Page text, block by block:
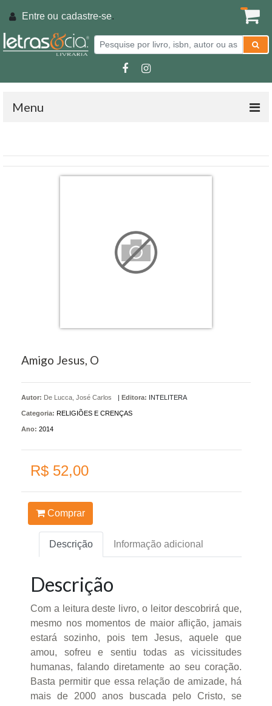
Entre ou cadastre-se.
Menu
Amigo Jesus, O
Autor: De Lucca, José Carlos | Editora: INTELITERA
Categoria: RELIGIÕES E CRENÇAS
Ano: 2014
R$ 52,00
Comprar
Descrição Informação adicional
Descrição
Com a leitura deste livro, o leitor descobrirá que,
mesmo nos momentos de maior aflição, jamais
estará sozinho, pois tem Jesus, aquele que
amou, sofreu e sentiu todas as vicissitudes
humanas, falando diretamente ao seu coração.
Basta permitir que essa relação de amizade, há
mais de 2000 anos buscada pelo Cristo, se